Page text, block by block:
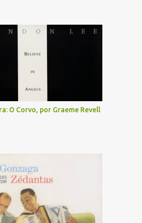
O Corvo, por Graeme Revell